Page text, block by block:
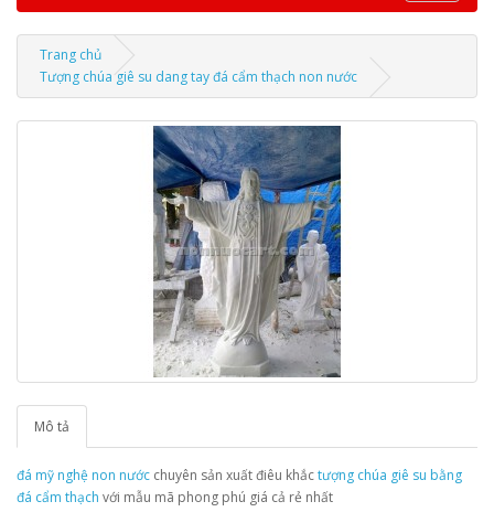
Trang chủ
Tượng chúa giê su dang tay đá cẩm thạch non nước
Mô tả
đá mỹ nghệ non nước chuyên sản xuất điêu khắctượng chúa giê su bằng
đá cẩm thạch với mẫu mã phong phú giá cả rẻ nhất